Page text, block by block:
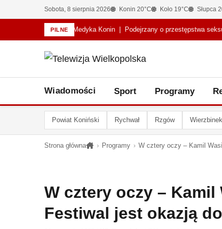
Sobota, 8 sierpnia 2026 Konin 20°C Koło 19°C Słupca
PILNE
tytularnym Medyka Konin| Podejrzany o przestępstwa
Wiadomości Sport Programy
Powiat Koniński Rychwał Rzgów Wierzbinek
Strona główna › Programy › W cztery oczy – Kamil
W cztery oczy –
Festiwal jest okazją